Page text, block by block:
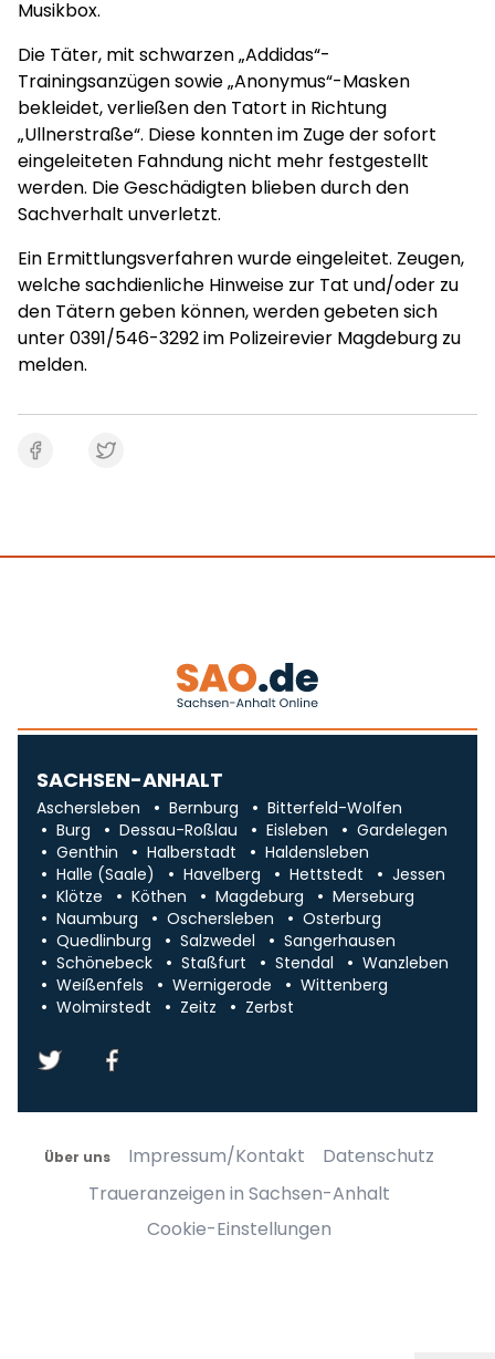
Musikbox.
Die Täter, mit schwarzen „Addidas“-
Trainingsanzügen sowie „Anonymus“-Masken
bekleidet, verließen den Tatort in Richtung
„Ullnerstraße“. Diese konnten im Zuge der sofort
eingeleiteten Fahndung nicht mehr festgestellt
werden. Die Geschädigten blieben durch den
Sachverhalt unverletzt.
Ein Ermittlungsverfahren wurde eingeleitet. Zeugen,
welche sachdienliche Hinweise zur Tat und/oder zu
den Tätern geben können, werden gebeten sich
unter 0391/546-3292 im Polizeirevier Magdeburg zu
melden.
SACHSEN-ANHALT
Aschersleben Bernburg
Bitterfeld-Wolfen
Burg
Dessau-Roßlau Eisleben
Gardelegen
Genthin
Halberstadt
Haldensleben
Halle (Saale)
Havelberg Hettstedt
Jessen
Klötze
Köthen Magdeburg
Merseburg
Naumburg
Oschersleben
Osterburg
Quedlinburg
Salzwedel
Sangerhausen
Schönebeck
Staßfurt Stendal
Wanzleben
Weißenfels
Wernigerode
Wittenberg
Wolmirstedt
Zeitz Zerbst
Über uns Impressum/Kontakt
Datenschutz
Traueranzeigen in Sachsen-Anhalt
Cookie-Einstellungen